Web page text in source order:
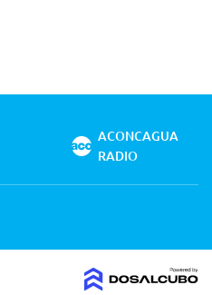
ACONCAGUA
RADIO